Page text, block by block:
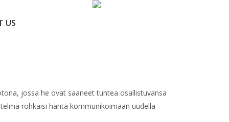
US
jossa he ovat saaneet tuntea osallistuvansa
rohkaisi häntä kommunikoimaan uudella